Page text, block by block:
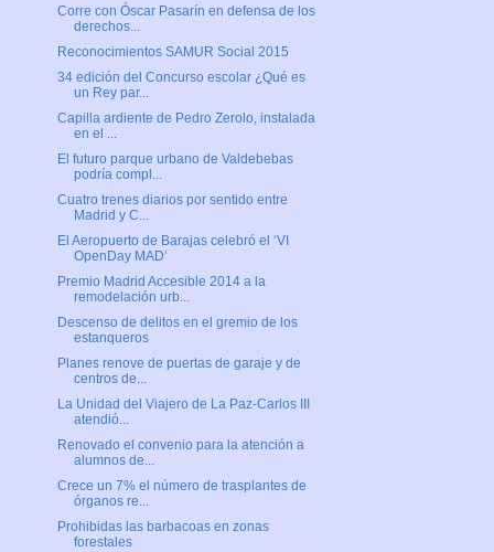
Corre con Óscar Pasarín en defensa de los
derechos...
Reconocimientos SAMUR Social 2015
34 edición del Concurso escolar ¿Qué es
un Rey par...
Capilla ardiente de Pedro Zerolo, instalada
en el ...
El futuro parque urbano de Valdebebas
podría compl...
Cuatro trenes diarios por sentido entre
Madrid y C...
El Aeropuerto de Barajas celebró el ‘VI
OpenDay MAD’
Premio Madrid Accesible 2014 a la
remodelación urb...
Descenso de delitos en el gremio de los
estanqueros
Planes renove de puertas de garaje y de
centros de...
La Unidad del Viajero de La Paz-Carlos III
atendió...
Renovado el convenio para la atención a
alumnos de...
Crece un 7% el número de trasplantes de
órganos re...
Prohibidas las barbacoas en zonas
forestales